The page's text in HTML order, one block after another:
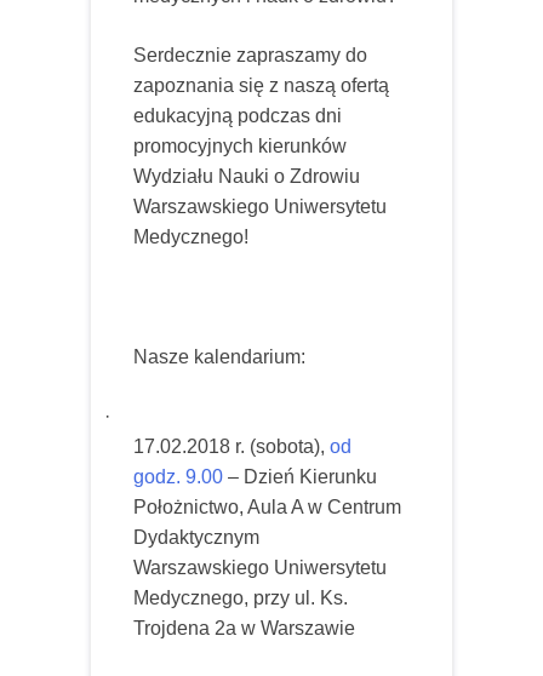
Serdecznie zapraszamy do
zapoznania się z naszą ofertą
edukacyjną podczas dni
promocyjnych kierunków
Wydziału Nauki o Zdrowiu
Warszawskiego Uniwersytetu
Medycznego!
Nasze kalendarium:
·
17.02.2018 r. (sobota), od
godz. 9.00 – Dzień Kierunku
Położnictwo, Aula A w Centrum
Dydaktycznym
Warszawskiego Uniwersytetu
Medycznego, przy ul. Ks.
Trojdena 2a w Warszawie